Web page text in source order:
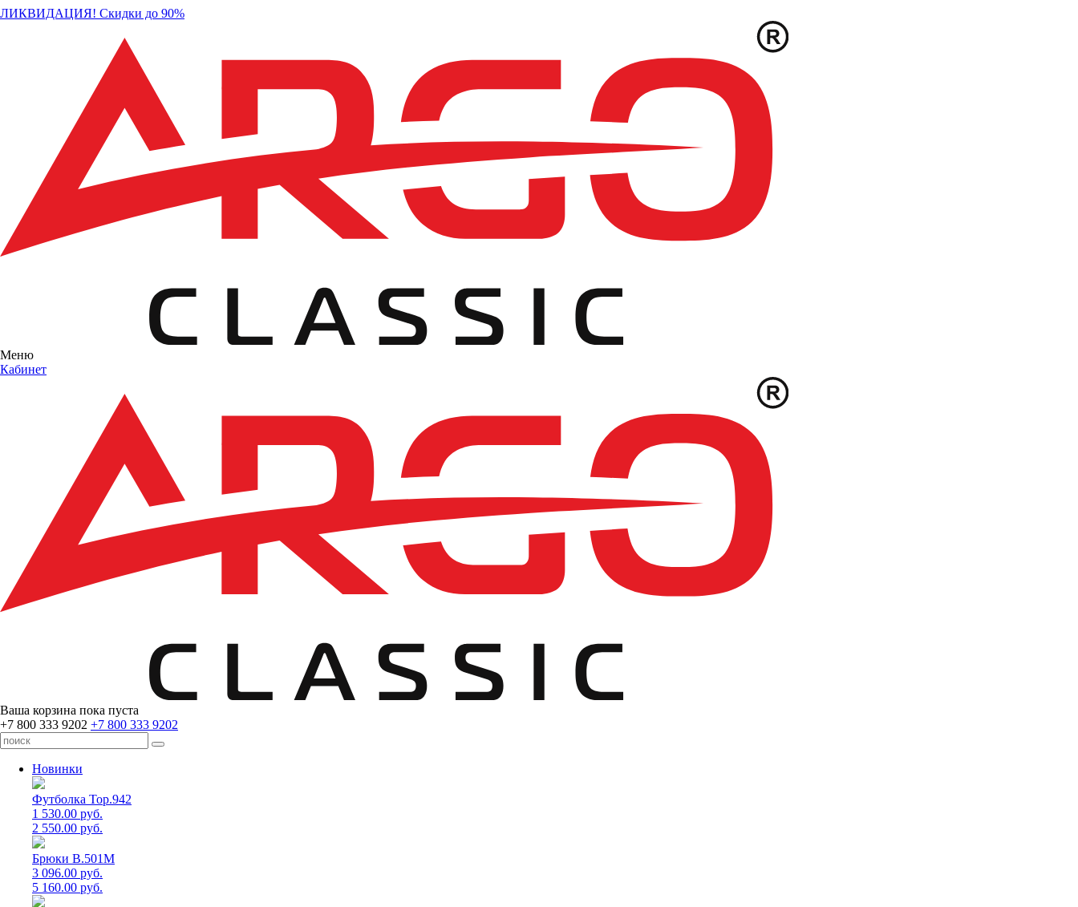
ЛИКВИДАЦИЯ! Скидки до 90%
Меню
Кабинет
Ваша корзина пока пуста
+7 800 333 9202 +7 800 333 9202
Новинки
Футболка Top.942
1 530.00 руб.
2 550.00 руб.
Брюки B.501M
3 096.00 руб.
5 160.00 руб.